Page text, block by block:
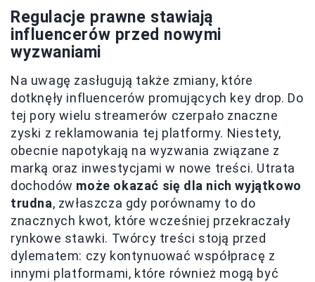
Regulacje prawne stawiają
influencerów przed nowymi
wyzwaniami
Na uwagę zasługują także zmiany, które
dotknęły influencerów promujących key drop. Do
tej pory wielu streamerów czerpało znaczne
zyski z reklamowania tej platformy. Niestety,
obecnie napotykają na wyzwania związane z
marką oraz inwestycjami w nowe treści. Utrata
dochodów może okazać się dla nich wyjątkowo
trudna, zwłaszcza gdy porównamy to do
znacznych kwot, które wcześniej przekraczały
rynkowe stawki. Twórcy treści stoją przed
dylematem: czy kontynuować współpracę z
innymi platformami, które również mogą być